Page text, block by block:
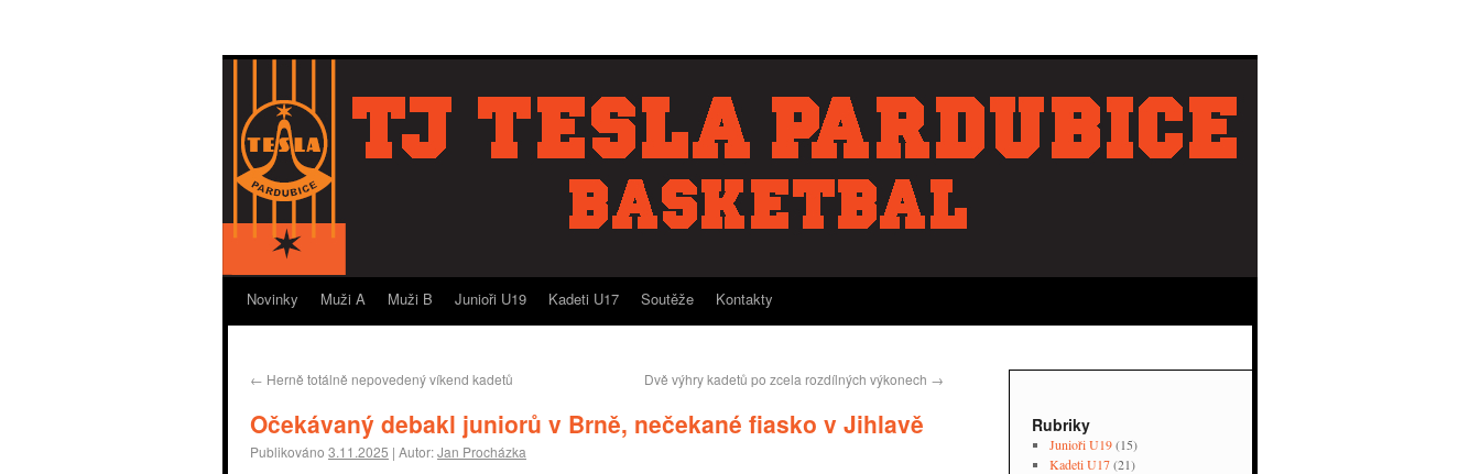
Novinky Muži A Muži B Junioři U19 Kadeti U17 Soutěže Kontakty
← Herně totálně nepovedený víkend kadetů Dvě výhry kadetů po zcela rozdílných výkonech →
Očekávaný debakl juniorů v Brně, nečekané fiasko v Jihlavě
Publikováno 3.11.2025 | Autor:Jan Procházka
Rubriky
Junioři U19(15)
Kadeti U17(21)